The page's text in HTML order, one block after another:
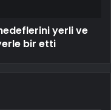
yerli ve
bir etti